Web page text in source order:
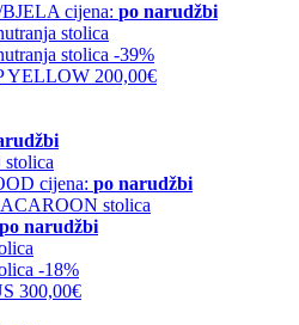
cijena: po narudžbi
-39%
YELLOW 200,00€
cijena: po narudžbi
po narudžbi
-18%
300,00€